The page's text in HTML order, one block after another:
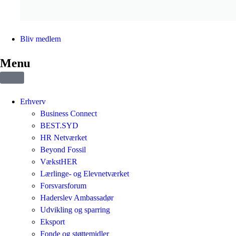
Bliv medlem
Menu
Erhverv
Business Connect
BEST.SYD
HR Netværket
Beyond Fossil
VækstHER
Lærlinge- og Elevnetværket
Forsvarsforum
Haderslev Ambassadør
Udvikling og sparring
Eksport
Fonde og støttemidler